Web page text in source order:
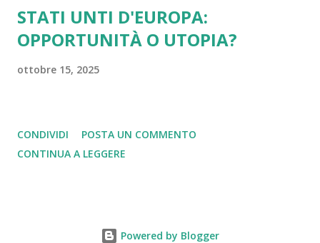
STATI UNTI D'EUROPA:
OPPORTUNITÀ O UTOPIA?
ottobre 15, 2025
CONDIVIDI
POSTA UN COMMENTO
CONTINUA A LEGGERE
Powered by Blogger